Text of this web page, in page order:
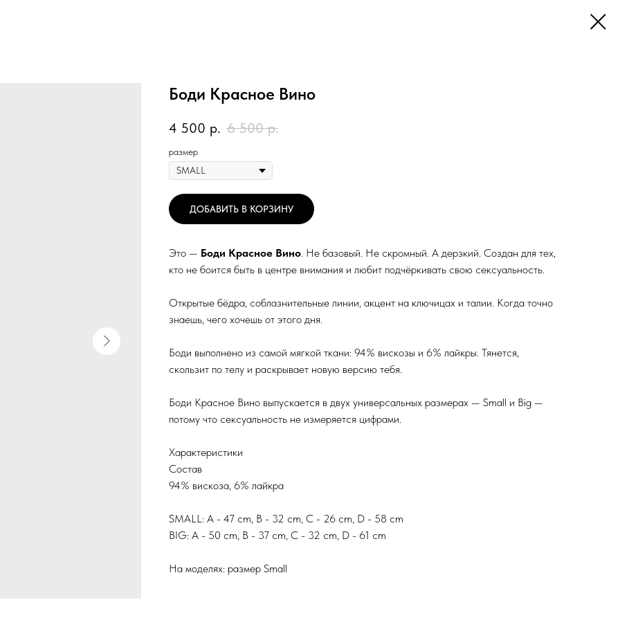
Боди Красное Вино
4 500 р. 6 500 р.
размер
ДОБАВИТЬ В КОРЗИНУ
Это — Боди Красное Вино. Не базовый. Не скромный. А дерзкий. Создан для тех,
кто не боится быть в центре внимания и любит подчёркивать свою сексуальность.
Открытые бёдра, соблазнительные линии, акцент на ключицах и талии. Когда точно
знаешь, чего хочешь от этого дня.
Боди выполнено из самой мягкой ткани: 94% вискозы и 6% лайкры. Тянется,
скользит по телу и раскрывает новую версию тебя.
Боди Красное Вино выпускается в двух универсальных размерах — Small и Big —
потому что сексуальность не измеряется цифрами.
Характеристики
Состав
94% вискоза, 6% лайкра
SMALL: А - 47 cm, B - 32 cm, C - 26 cm, D - 58 cm
BIG: А - 50 cm, B - 37 cm, C - 32 cm, D - 61 cm
На моделях: размер Small